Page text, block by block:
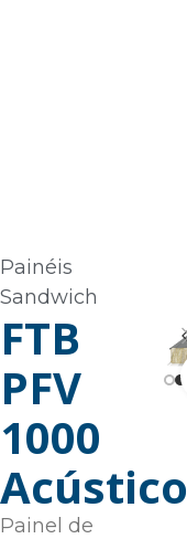
Painéis
Sandwich
FTB
PFV
1000
Acústico
Painel de